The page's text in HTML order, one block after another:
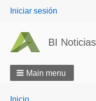
User
Iniciar sesión
BI Noticias
Main menu
You
Inicio